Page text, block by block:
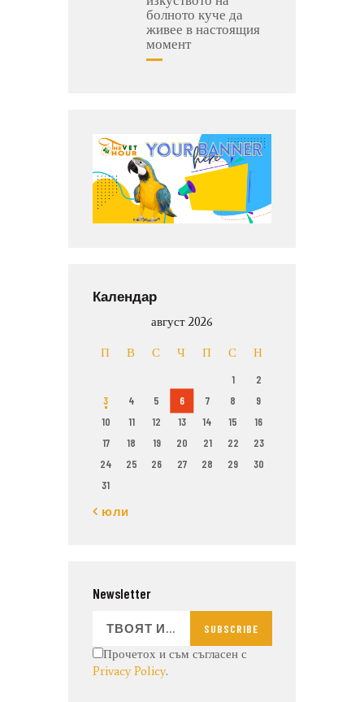
болното куче да
живее в настоящия
момент
Календар
август 2026
П В С Ч П С Н
1
2
3
4 5 6 7 8
9
10
11 12 13 14 15
16
17
18 19 20 21 22
23
24
25 26 27 28 29
30
31
« юли
Newsletter
SUBSCRIBE
Прочетох и съм съгласен с
Privacy Policy.